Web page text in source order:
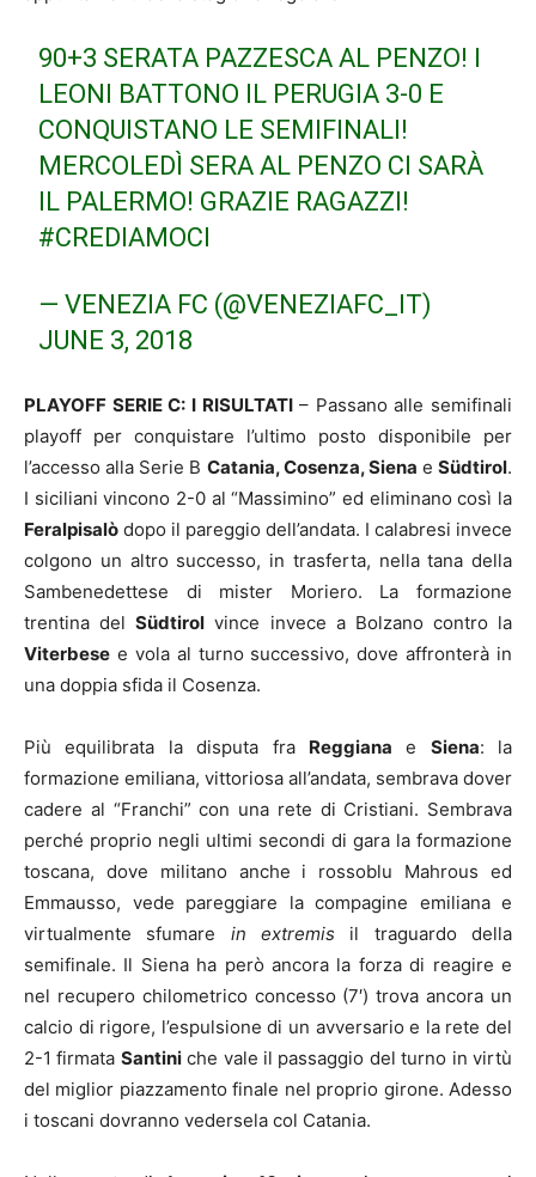
90+3 SERATA PAZZESCA AL PENZO! I
LEONI BATTONO IL PERUGIA 3-0 E
CONQUISTANO LE SEMIFINALI!
MERCOLEDÌ SERA AL PENZO CI SARÀ
IL PALERMO! GRAZIE RAGAZZI!
#CREDIAMOCI
— VENEZIA FC (@VENEZIAFC_IT)
JUNE 3, 2018
PLAYOFF SERIE C: I RISULTATI– Passano alle semifinali
playoff per conquistare l’ultimo posto disponibile per
l’accesso alla Serie B Catania, Cosenza, Siena e Südtirol.
I siciliani vincono 2-0 al “Massimino” ed eliminano così la
Feralpisalò dopo il pareggio dell’andata. I calabresi invece
colgono un altro successo, in trasferta, nella tana della
Sambenedettese di mister Moriero. La formazione
trentina delSüdtirol vince invece a Bolzano contro la
Viterbese e vola al turno successivo, dove affronterà in
una doppia sfida il Cosenza.
Più equilibrata la disputa fra Reggiana e Siena: la
formazione emiliana, vittoriosa all’andata, sembrava dover
cadere al “Franchi” con una rete di Cristiani. Sembrava
perché proprio negli ultimi secondi di gara la formazione
toscana, dove militano anche i rossoblu Mahrous ed
Emmausso, vede pareggiare la compagine emiliana e
virtualmente sfumare in extremis il traguardo della
semifinale. Il Siena ha però ancora la forza di reagire e
nel recupero chilometrico concesso (7′) trova ancora un
calcio di rigore, l’espulsione di un avversario e la rete del
2-1 firmata Santiniche vale il passaggio del turno in virtù
del miglior piazzamento finale nel proprio girone. Adesso
i toscani dovranno vedersela col Catania.